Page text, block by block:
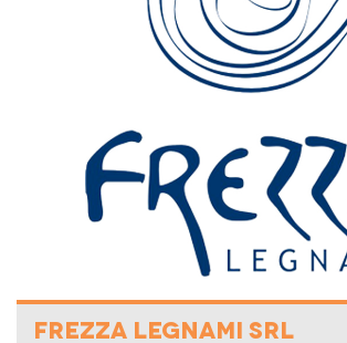
FREZZA LEGNAMI SRL